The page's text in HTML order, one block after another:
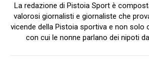
La redazione di Pistoia Sport è
valorosi giornalisti e giornaliste che
vicende della Pistoia sportiva e non solo
con cui le nonne parlano dei nipoti